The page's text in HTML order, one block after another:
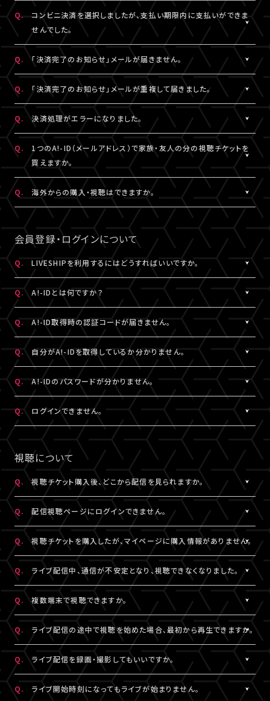
支払番号は、「マイページ」内「チケット購入情報」にも記載されて
おりますので、メールが未着の場合は上記をご確認のうえ、期限内
にお手続きください。
「マイページ」に記載がない場合や、支払期限を超過した場合は、
再度、チケット販売ページより、お手続きをお願いいたします。
「支払い方法・コンビニの変更」から、「コンビニ決済をキャンセル」
を押してください。
コンビニ決済のキャンセル後、再度「マイページ」内「チケット購入
情報」にアクセスいただくと、「新たに手続きする」というボタンが
表示されます。
こちらより、改めてお手続きください。
※コンビニ決済のキャンセルには、15分ほどお時間がかかります。
※「決済取消中」のアイコンが表示されている間はお手続きができ
ません。
A.
コンビニ決済未入金の場合は、支払い方法をクレジットカード決済
に変更していただけます。
「マイページ」内「チケット購入情報」より、支払方法を変更したいチ
ケットを選択。
「支払い方法・コンビニの変更」から、「コンビニ決済をキャンセル」
を押してください。
コンビニ決済のキャンセル後、再度「マイページ」内「チケット購入
情報」にアクセスいただくと、「新たに手続きする」というボタンが
表示されます。
こちらより、クレジットカード決済を選択のうえ、改めてお手続きく
ださい。
※コンビニ決済のキャンセルには、15分ほどお時間がかかります。
※「決済取消中」のアイコンが表示されている間はお手続きができ
ません。
※コンビニにてご入金済みの場合は、変更できません。
Q.
コンビニ決済を選択しましたが、支払い期限内に支払いができま
せんでした。
支払い期限を過ぎてしまった場合は、再度、チケット販売ページか
らご購入手続きをお願いします。
Q. 「決済完了のお知らせ」メールが届きません。
A.
「決済完了のお知らせ」メールは、チケットご購入時にLIVESHIPに
ご登録いただいたA!-ID（メールアドレス）宛に
【@liveship.tokyo】ドメインから配信しております。
“迷惑メール”として自動振り分け・受信拒否されていないかご確
認ください。
「決済完了のお知らせ」メールが届かない場合は、「マイページ」内
「チケット購入情報」にてご確認ください。
チケットご購入済みの場合は、「決済完了のお知らせ」メールが届
いていなくても、ライブ配信・アーカイブ配信は問題なくご視聴いた
だけます。
「チケット購入情報」に、チケットが表示されていない場合は、ご購
入いただけていない状態です。
改めてチケット販売ページより購入手続きをお願いいたします。
Q. 「決済完了のお知らせ」メールが重複して届きました。
A.
「決済完了のお知らせ」メールが2通以上届いた場合、誤ってチケッ
トを重複してご購入されている可能性がございます。
詳細を記載のうえ、こちら よりご連絡ください。
Q. 決済処理がエラーになりました。
A.
▼コンビニ決済にて、よくあるエラー
「髙」・「﨑」のような環境依存文字をお名前にご使用された場合、
コンビニシステム側の仕様により、受付できないエラーが発生する
ことがあります。環境依存文字でご登録の場合は、マイページ「基
本情報」内「会員情報」より常用漢字などにご変更いただくか、クレ
ジットカード決済をご利用ください。
▼クレジットカード決済にて、よくあるエラー
クレジットカード番号やセキュリティコードなどの誤入力、有効期
限外、限度額超過などによるエラーの可能性がございます。今一度
ご確認のうえ、お手続きください。
上記に当てはまらないエラーの場合は、お手数ですが、エラー時の
状態など詳細を記載のうえ、 こちらよりお問い合わせください。
Q.
1つのA!-ID（メールアドレス）で家族・友人の分の視聴チケットを
買えますか。
A.
1つのA!-ID（メールアドレス）からご購入いただける視聴チケット
は、ご本人様の1枚分だけになります。ご視聴される方がそれぞれ
のA!-ID（メールアドレス）にて、視聴チケットを購入していただく必
要がございます。
※A!-IDについては［Q:A!-IDとは何ですか？］をご参照ください。
Q. 海外からの購入・視聴はできますか。
A.
原則、視聴チケットのご購入は可能です。
ご視聴については、推奨環境を満たしているかをご確認ください。
推奨環境を満たしていない場合は、ご視聴いただけない可能性が
あります。
また、各国の通信環境によりご視聴いただけない場合もございま
す。
上記ご了承のうえ、ご自身の判断にてご購入ください。
会員登録・ログインについて
Q. LIVESHIPを利用するにはどうすればいいですか。
LIVESHIPを利用するには、A!-ID（メールアドレス）が必要です。
LIVESHIPにアクセスし、A!-ID（メールアドレス）にてログインのう
え、会員登録を行ってください。
※A!-IDについては ［Q:A!-IDとは何ですか？］ をご参照ください。
Q. A!-IDとは何ですか？
A!-IDとは、アーティストにまつわる様々なサービスをご利用いただ
ける共通の会員ID（無料）です。
・「A!SMART」でグッズを購入されたことがある場合は、その際に
登録されたメールアドレスがA!-IDとなります。
・A!-IDが必要なファンクラブ会員の場合、そちらで登録・連携され
たメールアドレスがA!-IDとなります。
・A!-ID（メールアドレス）をお持ちでない方は、LIVESHIP会員登録
の過程で取得していただけます。
・お持ちのメールアドレスのA!-ID取得有無は、
より確認する
ことができます。
その他、A!-IDに関する詳細はこちらにてご確認ください。
Q. A!-ID取得時の認証コードが届きません。
ご入力いただいたメールアドレス宛に【@liveship.tokyo】ドメイ
ンから、認証コードをお知らせするメールを配信しております。
“迷惑メール”として自動振り分け・受信拒否されていないかご確
認ください。
※認証コードは発行より10分間有効です。
※未着の場合、改めて新規取得からお手続きください。
※複数回発行された場合は、一番新しい認証コードをご利用くだ
さい。
Q. 自分がA!-IDを取得しているか分かりません。
お持ちのメールアドレスのA!-ID取得有無は、こちら
より確認するこ
とができます。
※すでに「A!SMART」をご利用の方はA!-IDの取得が完了していま
す。ご利用のA!-ID（メールアドレス）とパスワードでログインくださ
い。
※A!-IDが必要なファンクラブ会員の場合、そちらで登録・連携され
たメールアドレスがA!-IDとなります。
Q. A!-IDのパスワードが分かりません。
パスワードをお忘れの場合は、こちら
よりパスワード再設定を行え
ます。
Q. ログインできません。
LIVESHIPにご登録のA!-ID（メールアドレス）とパスワードをご入
力ください。
※パスワードをお忘れの場合は、
こちら
よりパスワード再設定を行
えます。
▼以下もあわせてご確認ください。
1.ご登録のA!-ID（メールアドレス）とは別のメールアドレスをご利
用になっていませんか？
2.推奨環境からお試しいただいていますか？
ご利用の環境が推奨環境でない場合、正常にページ遷移ができな
い可能性がございます。推奨環境はこちら
よりご確認ください。
スマートフォン、タブレットをご利用の場合、LINEやメール等のアプ
リ内ブラウジングではなく、指定のブラウザ（iPhone・iPadの場合
は「Safari」、Androidの場合は「Chrome」）で当サービスをご利
用ください。
3.全て半角英数で入力できていますか？
必ず半角数字でご入力ください。全角入力ではログインできませ
視聴について
Q. 視聴チケット購入後、どこから配信を見られますか。
A.
LIVESHIPにてチケットを購入の場合、配信視聴ページにログイン
のうえ、ご視聴いただけます。
配信視聴ページは、各公演のチケット販売ページ、「マイページ」
内「チケット購入情報」よりアクセスいただけます。
※「決済完了のお知らせ」メールでもご案内しております。
※アーカイブ配信がある場合、同じページからご視聴いただけま
す。
※コンビニ決済にてお申込みをされている場合、お支払い（ご入
金）完了後にご視聴いただけます。
Q. 配信視聴ページにログインできません。
A.
配信視聴ページにログインいただくには視聴チケットをご購入さ
れたA!-ID（メールアドレス）と、ご自身で設定したパスワードをご入
力ください。
※パスワードをお忘れの場合は、 こちらよりパスワード再設定を行
えます。
▼以下もあわせてご確認ください。
1.ご登録のA!-ID（メールアドレス）とは別のメールアドレスをご利
用になっていませんか？
2.推奨環境からお試しいただいていますか？
ご利用の環境が推奨環境でない場合、正常にページ遷移ができな
Q. 視聴チケットを購入したが、マイページに購入情報がありません。
A.
視聴チケットをご購入されたA!-ID（メールアドレス）と、異なるA!-
ID（メールアドレス）でログインされている可能性がございます。
画面右上からログアウトしていただき、@以降が異なるなど、ご利
用されているメールアドレスをご確認のうえ、改めてログインをお
試しください。
※「決済完了のお知らせ」メールをお受取りいただいているA!-
ID（メールアドレス）にてログインしてください。
Q. ライブ配信中、通信が不安定となり、視聴できなくなりました。
A.
本配信の視聴には高速・大容量のデータ通信が必要となります。
有線接続、もしくはWi-Fiのご利用を推奨いたします。お客様の視聴
環境に伴う閲覧の不具合に関しては、当サービスは一切の責任を
負いかねます。
Q. 複数端末で視聴できますか。
A.
チケット1枚につき1端末まで視聴可能となっております。
複数端末でのログインが検知された場合には、一方の端末がログ
アウトされます。
Q. ライブ配信の途中で視聴を始めた場合、最初から再生できますか。
A.
ライブ配信の途中からご利用の場合は、視聴開始された時点から
の再生となります。
Q. ライブ配信を録画・撮影してもいいですか。
A.
原則、カメラ・スマートフォンなどによる画面録画・撮影・録音は禁
止いたします。
Q. ライブ開始時刻になってもライブが始まりません。